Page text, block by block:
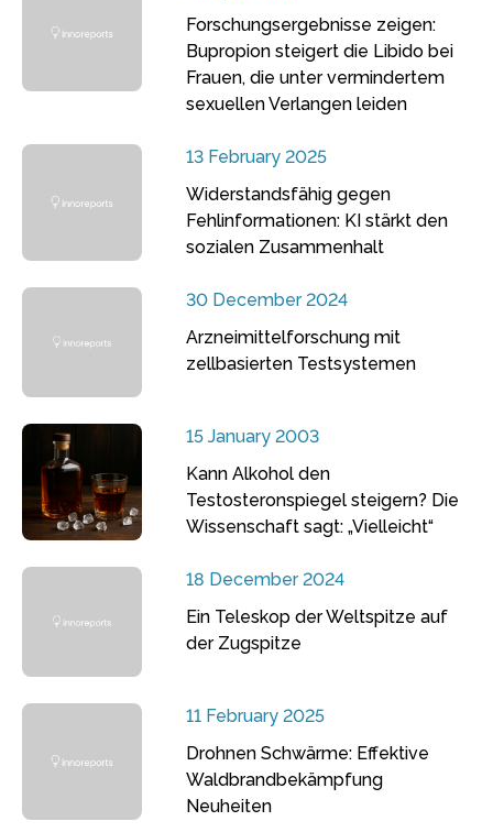
Forschungsergebnisse zeigen:
Bupropion steigert die Libido bei
Frauen, die unter vermindertem
sexuellen Verlangen leiden
13 February 2025
Widerstandsfähig gegen
Fehlinformationen: KI stärkt den
sozialen Zusammenhalt
30 December 2024
Arzneimittelforschung mit
zellbasierten Testsystemen
15 January 2003
Kann Alkohol den
Testosteronspiegel steigern? Die
Wissenschaft sagt: „Vielleicht“
18 December 2024
Ein Teleskop der Weltspitze auf
der Zugspitze
11 February 2025
Drohnen Schwärme: Effektive
Waldbrandbekämpfung
Neuheiten